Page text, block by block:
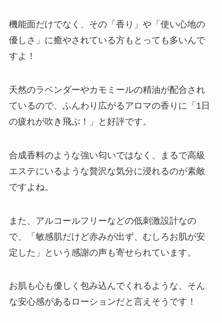
機能面だけでなく、その「香り」や「使い心地の
優しさ」に癒やされている方もとっても多いんで
すよ！
天然のラベンダーやカモミールの精油が配合され
ているので、ふんわり広がるアロマの香りに「1日
の疲れが吹き飛ぶ！」と好評です。
合成香料のような強い匂いではなく、まるで高級
エステにいるような贅沢な気分に浸れるのが素敵
ですよね。
また、アルコールフリーなどの低刺激設計なの
で、「敏感肌だけど赤みが出ず、むしろお肌が安
定した」という感謝の声も寄せられています。
お肌も心も優しく包み込んでくれるような、そん
な安心感があるローションだと言えそうです！